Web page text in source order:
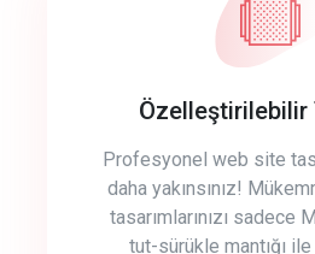
Özelleştirilebilir
Profesyonel web site
daha yakınsınız!
tasarımlarınızı sadece
tut-sürükle mantığı